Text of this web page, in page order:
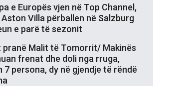
e Europës vjen në Top Channel,
Aston Villa përballen në Salzburg
e parë të sezonit
pranë Malit të Tomorrit/ Makinës
frenat dhe doli nga rruga,
7 persona, dy në gjendje të rëndë